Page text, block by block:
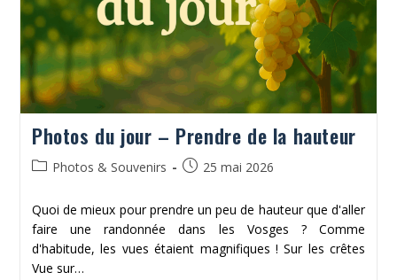
Photos du jour – Prendre de la hauteur
PostPhotos & Souvenirs
Publication
25 mai 2026
Quoi de mieux pour prendre un peu de hauteur que d'aller
faire une randonnée dans les Vosges ? Comme
d'habitude, les vues étaient magnifiques ! Sur les crêtes
Vue sur…